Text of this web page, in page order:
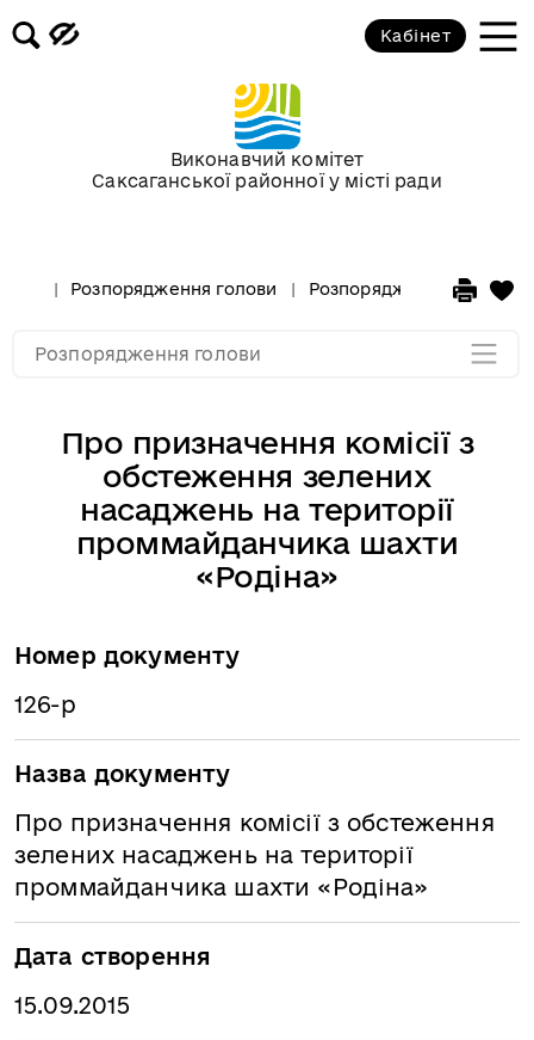
Виконавчий комітет
Саксаганської районної у місті ради
Кабінет
Розпорядження голови Розпорядження за 2015
Про призначення комісії з
обстеження зелених
насаджень на території
проммайданчика шахти
«Родіна»
Номер документу
126-р
Назва документу
Про призначення комісії з обстеження
зелених насаджень на території
проммайданчика шахти «Родіна»
Дата створення
15.09.2015
Розпорядження голови
Розпорядження голови за
березень 2015 року
Розпорядження голови за лютий
2015 року